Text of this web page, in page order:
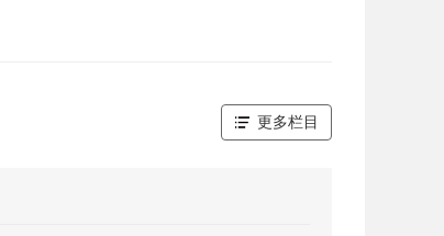
更多栏目